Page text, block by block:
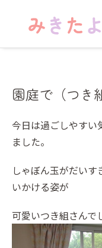
園庭で（つき
今日は過ごしやすい
ました。
しゃぼん玉がだい
いかける姿が
可愛いつき組さんで